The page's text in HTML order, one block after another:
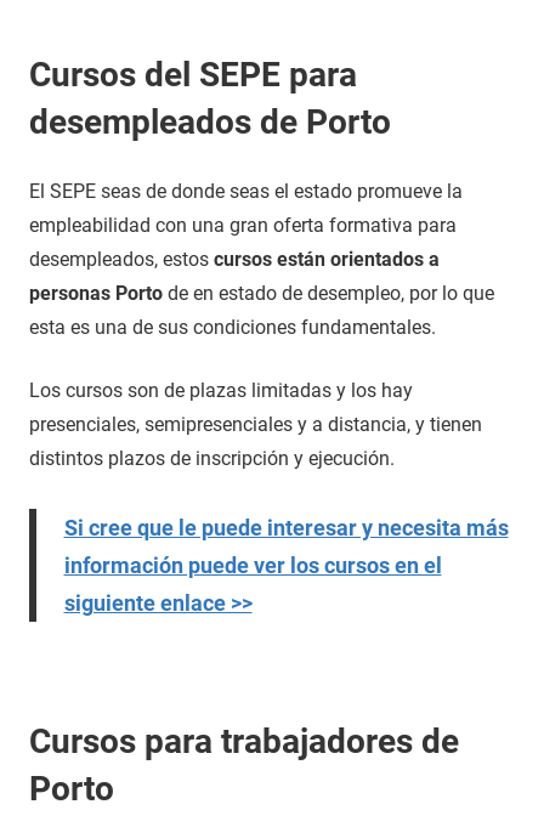
Cursos del SEPE para
desempleados de Porto
El SEPE seas de donde seas el estado promueve la
empleabilidad con una gran oferta formativa para
desempleados, estos cursos están orientados a
personas Porto de en estado de desempleo, por lo que
esta es una de sus condiciones fundamentales.
Los cursos son de plazas limitadas y los hay
presenciales, semipresenciales y a distancia, y tienen
distintos plazos de inscripción y ejecución.
Si cree que le puede interesar y necesita más
información puede ver los cursos en el
siguiente enlace >>
Cursos para trabajadores de
Porto